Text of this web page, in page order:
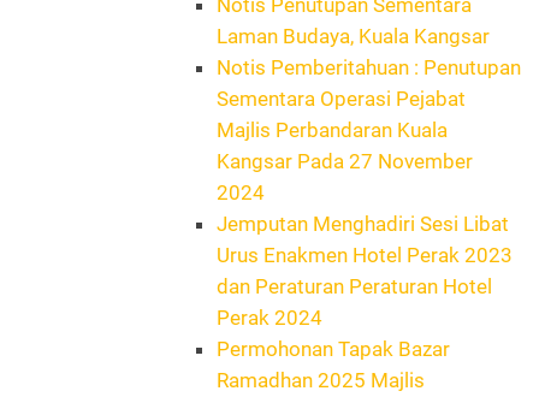
Laman Budaya, Kuala Kangsar
Notis Pemberitahuan : Penutupan
Sementara Operasi Pejabat
Majlis Perbandaran Kuala
Kangsar Pada 27 November
2024
Jemputan Menghadiri Sesi Libat
Urus Enakmen Hotel Perak 2023
dan Peraturan Peraturan Hotel
Perak 2024
Permohonan Tapak Bazar
Ramadhan 2025 Majlis